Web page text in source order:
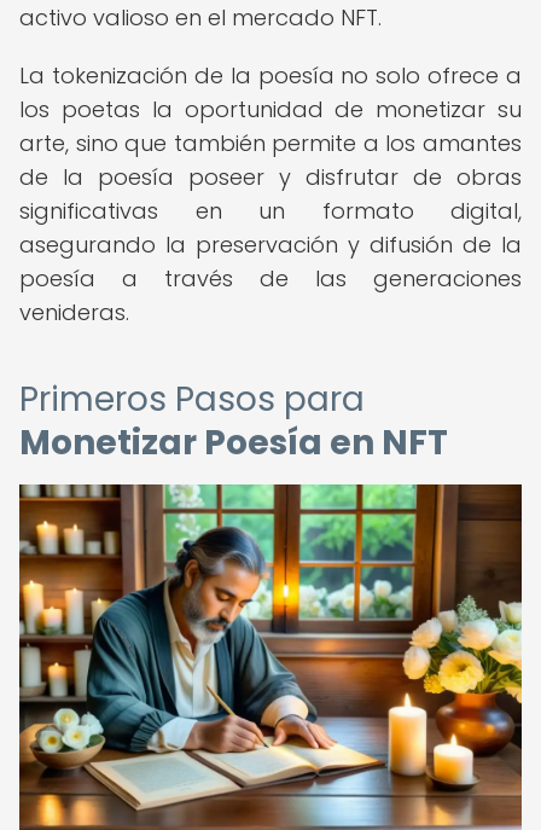
activo valioso en el mercado NFT.
La tokenización de la poesía no solo ofrece a
los poetas la oportunidad de monetizar su
arte, sino que también permite a los amantes
de la poesía poseer y disfrutar de obras
significativas en un formato digital,
asegurando la preservación y difusión de la
poesía a través de las generaciones
venideras.
Primeros Pasos para
Monetizar Poesía en NFT